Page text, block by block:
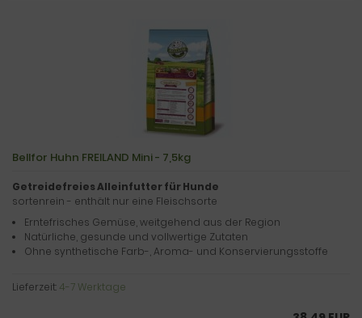
Bellfor Huhn FREILAND Mini - 7,5kg
Getreidefreies Alleinfutter für Hunde
sortenrein - enthält nur eine Fleischsorte
Erntefrisches Gemüse, weitgehend aus der Region
Natürliche, gesunde und vollwertige Zutaten
Ohne synthetische Farb-, Aroma- und Konservierungsstoffe
Lieferzeit: 4-7 Werktage